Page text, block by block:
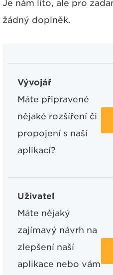
Je nám líto, ale pro
žádný doplněk.
Vývojář
Máte připravené
nějaké rozšíření či
propojení s naší
aplikací?
Uživatel
Máte nějaký
zajímavý návrh na
zlepšení naší
aplikace nebo vám